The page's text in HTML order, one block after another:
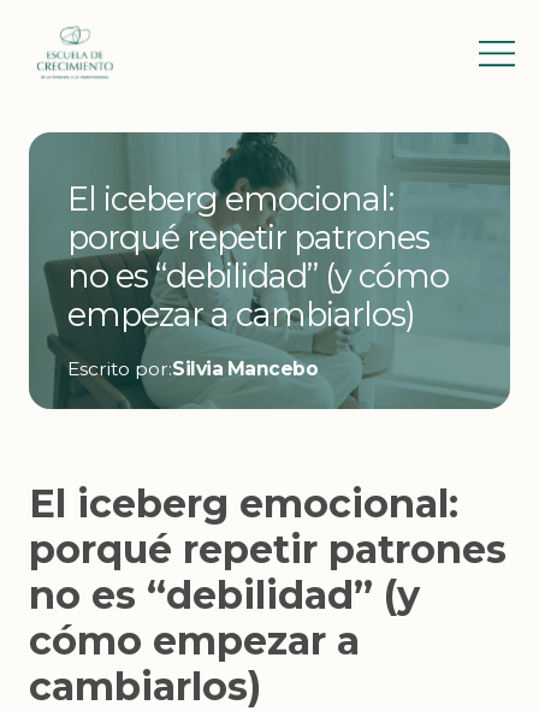
El iceberg emocional:
porqué repetir patrones
no es “debilidad” (y cómo
empezar a cambiarlos)
Escrito por:Silvia Mancebo
El iceberg emocional:
porqué repetir patrones
no es “debilidad” (y
cómo empezar a
cambiarlos)